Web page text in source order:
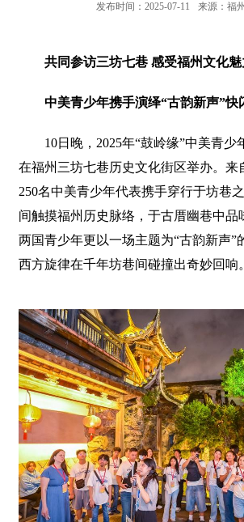
发布时间：2025-07-11 来源：福
共同参访三坊七巷 感受福州文化魅
中美青少年携手演绎“古韵新声”快
10日晚，2025年“鼓岭缘”中美青少
在福州三坊七巷历史文化街区举办。来
250名中美青少年代表携手穿行于坊巷
间触摸福州历史脉络，于古厝幽巷中品
两国青少年更以一场主题为“古韵新声”
西方旋律在千年坊巷间碰撞出奇妙回响。